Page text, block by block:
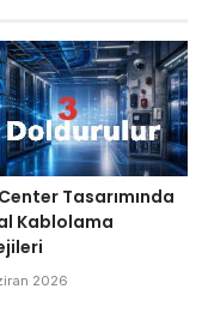
Tasarımında
Kablolama
2026